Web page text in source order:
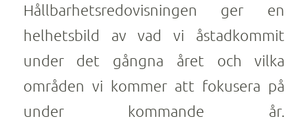
Hållbarhetsredovisningen ger en
helhetsbild av vad vi åstadkommit
under det gångna året och vilka
områden vi kommer att fokusera på
under kommande år.